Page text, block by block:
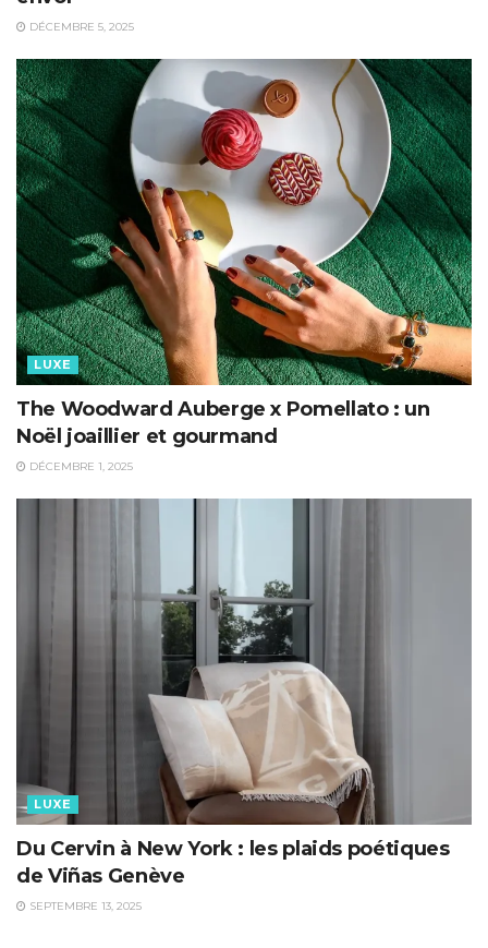
DÉCEMBRE 5, 2025
LUXE
The Woodward Auberge x Pomellato : un
Noël joaillier et gourmand
DÉCEMBRE 1, 2025
LUXE
Du Cervin à New York : les plaids poétiques
de Viñas Genève
SEPTEMBRE 13, 2025